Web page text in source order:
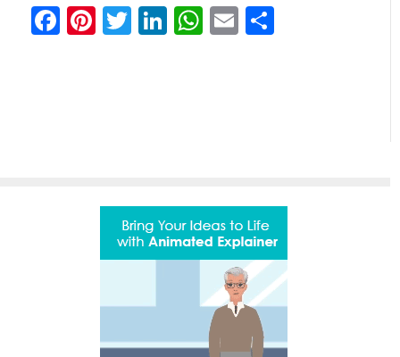
Facebook
Pinterest
Twitter
LinkedIn
WhatsApp
Email